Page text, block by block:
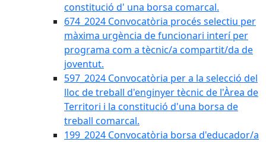
constitució d' una borsa comarcal.
674_2024 Convocatòria procés selectiu per
màxima urgència de funcionari interí per
programa com a tècnic/a compartit/da de
joventut.
597_2024 Convocatòria per a la selecció del
lloc de treball d'enginyer tècnic de l'Àrea de
Territori i la constitució d'una borsa de
treball comarcal.
199_2024 Convocatòria borsa d'educador/a